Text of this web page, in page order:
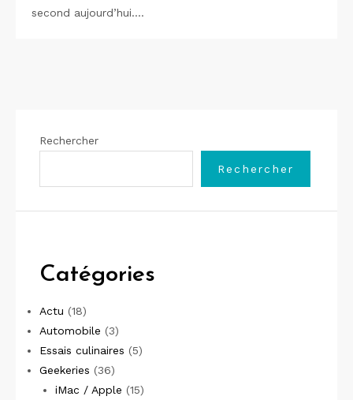
second aujourd’hui.…
Rechercher
Rechercher
Catégories
Actu (18)
Automobile (3)
Essais culinaires (5)
Geekeries (36)
iMac / Apple (15)